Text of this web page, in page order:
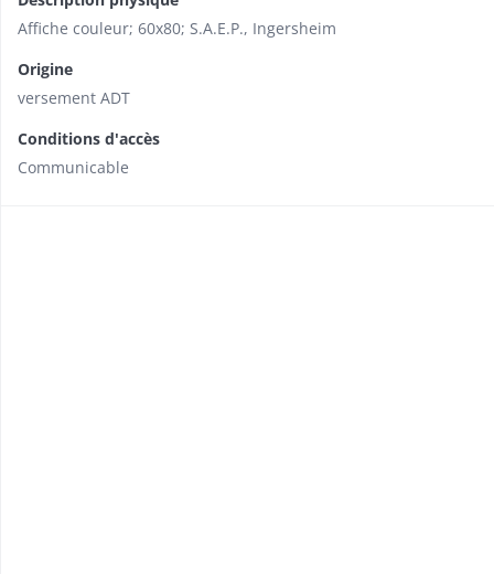
Affiche couleur; 60x80; S.A.E.P., Ingersheim
Origine
versement ADT
Conditions d'accès
Communicable